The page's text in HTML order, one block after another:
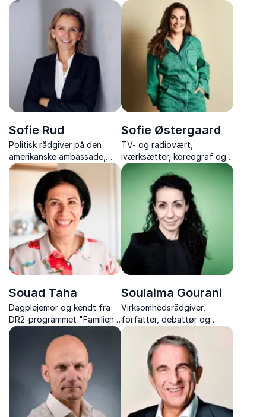
foredrag om personlig
branding, modet til at lykkes
og forfatterskab
Sofie Rud
Politisk rådgiver på den
amerikanske ambassade,
journalist, tidligere
korrespondent i USA og
kommunikationsdirektør
Sofie Østergaard
TV- og radiovært,
iværksætter, koreograf og
forfatter, der inspirerer til
overskud, investering og et
liv i balance.
Souad Taha
Dagplejemor og kendt fra
DR2-programmet "Familien
fra Lærkevejen"
Soulaima Gourani
Virksomhedsrådgiver,
forfatter, debattør og
bestyrelsesmedlem